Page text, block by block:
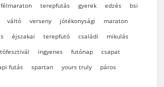
félmaraton terepfutás gyerek edzés
bsi
váltó verseny jótékonysági
maraton
éjszakai terepfutó családi
mikulás
ingyenes futónap
csapat
futás spartan yours truly
páros